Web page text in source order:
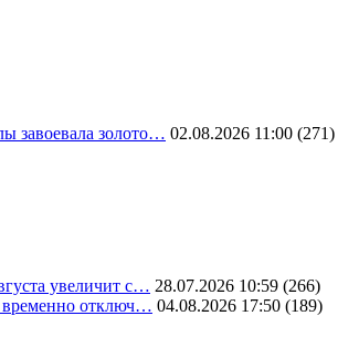
завоевала золото… 02.08.2026 11:00 (271)
увеличит с… 28.07.2026 10:59 (266)
временно отключ… 04.08.2026 17:50 (189)